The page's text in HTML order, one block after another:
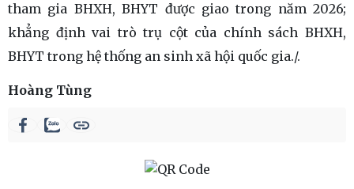
tham gia BHXH, BHYT được giao trong năm 2026;
khẳng định vai trò trụ cột của chính sách BHXH,
BHYT trong hệ thống an sinh xã hội quốc gia./.
Hoàng Tùng